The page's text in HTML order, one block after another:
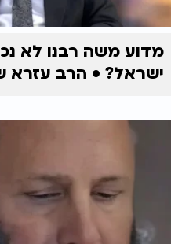
מדוע משה רבנו לא
ישראל? • הרב עזרא